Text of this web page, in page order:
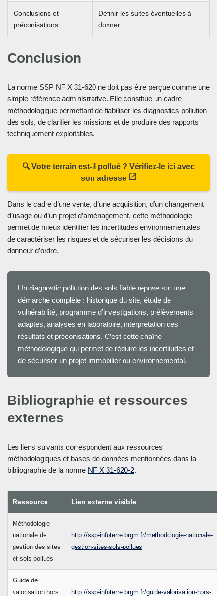
Conclusions et
préconisations
Définir les suites éventuelles à
donner
Conclusion
La norme SSP NF X 31-620 ne doit pas être perçue comme une
simple référence administrative. Elle constitue un cadre
méthodologique permettant de fiabiliser les diagnostics pollution
des sols, de clarifier les missions et de produire des rapports
techniquement exploitables.
🔍 Votre terrain est-il pollué ? Vérifiez-le ici avec
son adresse
Dans le cadre d’une vente, d’une acquisition, d’un changement
d’usage ou d’un projet d’aménagement, cette méthodologie
permet de mieux identifier les incertitudes environnementales,
de caractériser les risques et de sécuriser les décisions du
donneur d’ordre.
Un diagnostic pollution des sols fiable repose sur une
démarche complète : historique du site, étude de
vulnérabilité, programme d’investigations, prélèvements
adaptés, analyses en laboratoire, interprétation des
résultats et préconisations. C’est cette chaîne
méthodologique qui permet de réduire les incertitudes et
de sécuriser un projet immobilier ou environnemental.
Bibliographie et ressources
externes
Les liens suivants correspondent aux ressources
méthodologiques et bases de données mentionnées dans la
bibliographie de la norme NF X 31-620-2.
Ressource Lien externe visible
Méthodologie
nationale de
gestion des sites
et sols pollués
http://ssp-infoterre.brgm.fr/methodologie-nationale-
gestion-sites-sols-pollues
Guide de
valorisation hors
http://ssp-infoterre.brgm.fr/guide-valorisation-hors-